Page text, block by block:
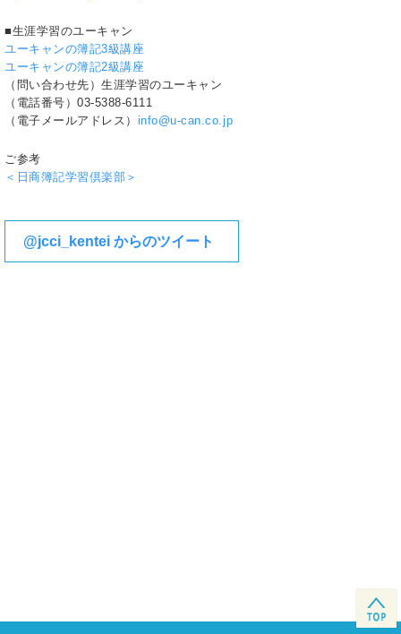
■生涯学習のユーキャン
ユーキャンの簿記3級講座
ユーキャンの簿記2級講座
（問い合わせ先）生涯学習のユーキャン
（電話番号）03-5388-6111
（電子メールアドレス） info@u-can.co.jp
ご参考
＜日商簿記学習倶楽部＞
@jcci_kentei からのツイート